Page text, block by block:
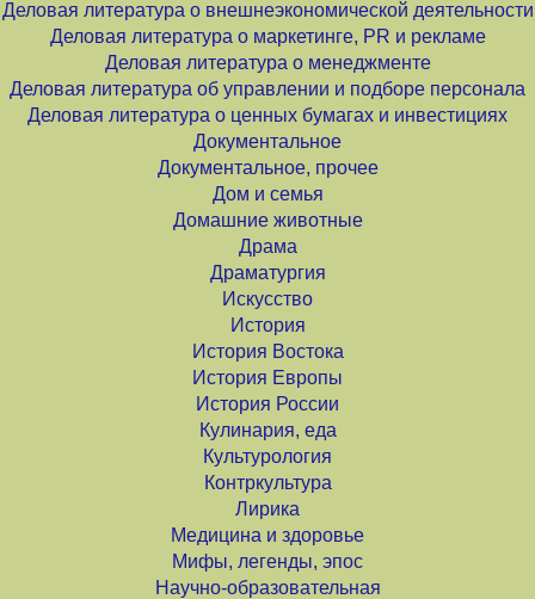
Деловая литература о внешнеэкономической деятельности
Деловая литература о маркетинге, PR и рекламе
Деловая литература о менеджменте
Деловая литература об управлении и подборе персонала
Деловая литература о ценных бумагах и инвестициях
Документальное
Документальное, прочее
Дом и семья
Домашние животные
Драма
Драматургия
Искусство
История
История Востока
История Европы
История России
Кулинария, еда
Культурология
Контркультура
Лирика
Медицина и здоровье
Мифы, легенды, эпос
Научно-образовательная